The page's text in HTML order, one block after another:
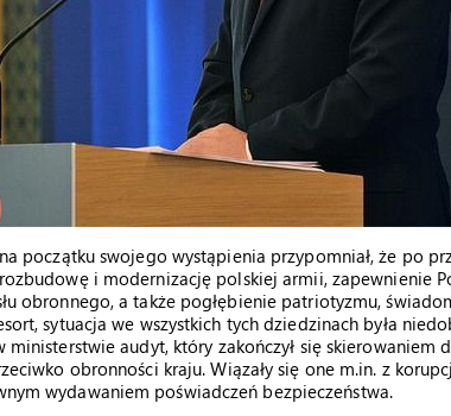
początku swojego wystąpienia przypomniał, że po
i modernizację polskiej armii, zapewnienie
obronnego, a także pogłębienie patriotyzmu,
sytuacja we wszystkich tych dziedzinach była
ministerstwie audyt, który zakończył się
obronności kraju. Wiązały się one m.in. z
wydawaniem poświadczeń bezpieczeństwa.